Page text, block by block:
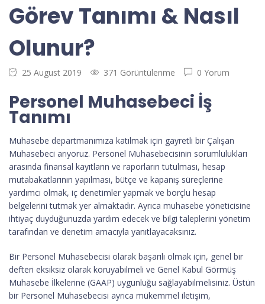
Görev Tanımı & Nasıl
Olunur?
25 August 2019 371 Görüntülenme 0 Yorum
Personel Muhasebeci İş
Tanımı
Muhasebe departmanımıza katılmak için gayretli bir Çalışan
Muhasebeci arıyoruz. Personel Muhasebecisinin sorumlulukları
arasında finansal kayıtların ve raporların tutulması, hesap
mutabakatlarının yapılması, bütçe ve kapanış süreçlerine
yardımcı olmak, iç denetimler yapmak ve borçlu hesap
belgelerini tutmak yer almaktadır. Ayrıca muhasebe yöneticisine
ihtiyaç duyduğunuzda yardım edecek ve bilgi taleplerini yönetim
tarafından ve denetim amacıyla yanıtlayacaksınız.
Bir Personel Muhasebecisi olarak başarılı olmak için, genel bir
defteri eksiksiz olarak koruyabilmeli ve Genel Kabul Görmüş
Muhasebe İlkelerine (GAAP) uygunluğu sağlayabilmelisiniz. Üstün
bir Personel Muhasebecisi ayrıca mükemmel iletişim,